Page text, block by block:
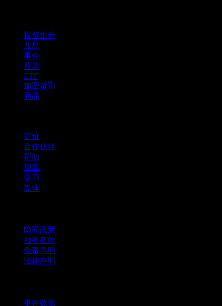
投资组合
股息
事件
股票
ETF
加密货币
商品
定价
合作伙伴
帮助
博客
学习
媒体
隐私政策
服务条款
免责声明
法律声明
事件数据